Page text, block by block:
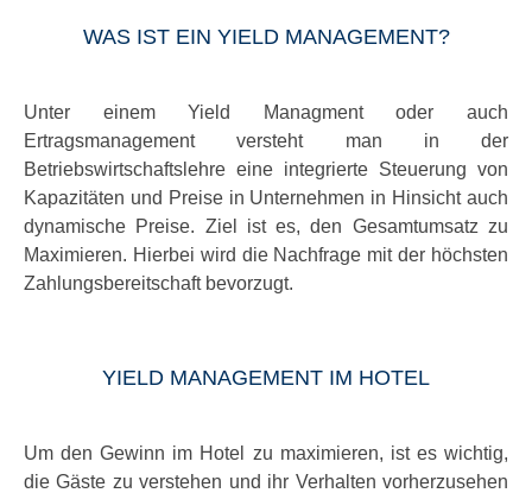
WAS IST EIN YIELD MANAGEMENT?
Unter einem Yield Managment oder auch
Ertragsmanagement versteht man in der
Betriebswirtschaftslehre eine integrierte Steuerung von
Kapazitäten und Preise in Unternehmen in Hinsicht auch
dynamische Preise. Ziel ist es, den Gesamtumsatz zu
Maximieren. Hierbei wird die Nachfrage mit der höchsten
Zahlungsbereitschaft bevorzugt.
YIELD MANAGEMENT IM HOTEL
Um den Gewinn im Hotel zu maximieren, ist es wichtig,
die Gäste zu verstehen und ihr Verhalten vorherzusehen